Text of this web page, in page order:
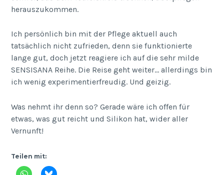
herauszukommen.
Ich persönlich bin mit der Pflege aktuell auch
tatsächlich nicht zufrieden, denn sie funktionierte
lange gut, doch jetzt reagiere ich auf die sehr milde
SENSISANA Reihe. Die Reise geht weiter… allerdings bin
ich wenig experimentierfreudig. Und geizig.
Was nehmt ihr denn so? Gerade wäre ich offen für
etwas, was gut reicht und Silikon hat, wider aller
Vernunft!
Teilen mit: